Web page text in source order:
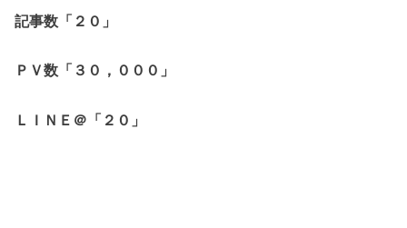
記事数「２０」
ＰＶ数「３０，０００」
ＬＩＮＥ＠「２０」